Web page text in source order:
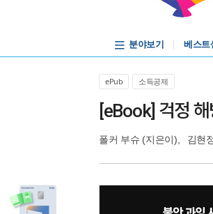
분야보기 베스트
ePub 소득공제
[eBook] 걱정
폴커 부슈 (지은이), 김현